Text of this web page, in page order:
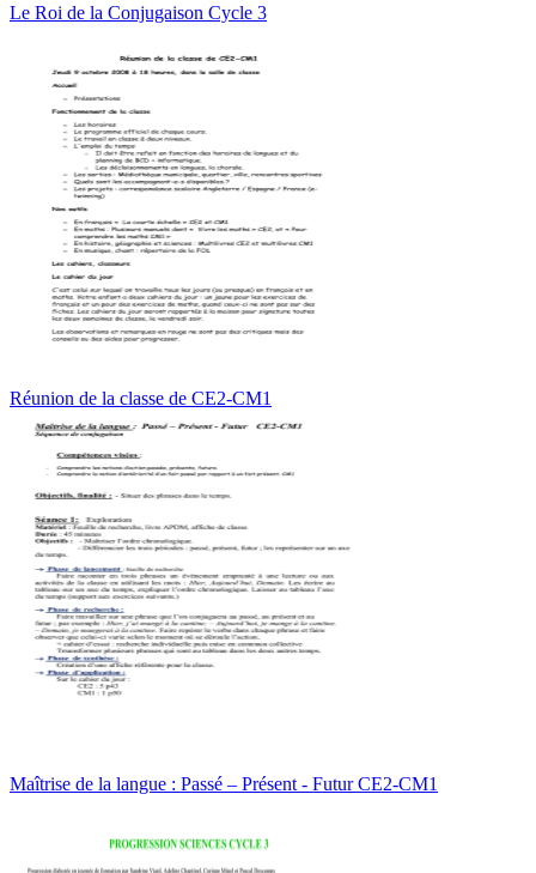
Le Roi de la Conjugaison Cycle 3
Réunion de la classe de CE2-CM1
Maîtrise de la langue : Passé – Présent - Futur CE2-CM1